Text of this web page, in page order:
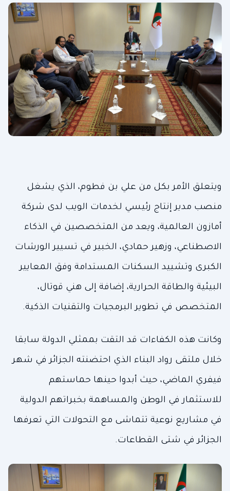
ويتعلق الأمر بكل من علي بن فطوم، الذي يشغل
منصب مدير إنتاج رئيسي لخدمات الويب لدى شركة
أمازون العالمية، ويعد من المتخصصين في الذكاء
الاصطناعي، وزهير حمادي، الخبير في تسيير الورشات
الكبرى وتشييد السكنات المستدامة وفق المعايير
البيئية والطاقة الحرارية، إضافة إلى هني قوتال،
المتخصص في تطوير البرمجيات والتقنيات الذكية.
وكانت هذه الكفاءات قد التقت بممثلي الدولة سابقا
خلال ملتقى رواد البناء الذي احتضنته الجزائر في شهر
فيفري الماضي، حيث أبدوا حينها حماستهم
للاستثمار في الوطن والمساهمة بخبراتهم الدولية
في مشاريع نوعية تتماشى مع التحولات التي تعرفها
الجزائر في شتى القطاعات.